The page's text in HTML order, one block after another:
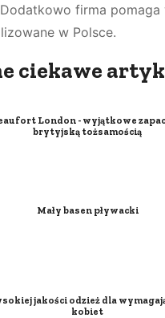
Dodatkowo firma
w Polsce.
ciekawe
London - wyjątkowe
brytyjską tożsamością
Mały basen pływacki
jakości odzież dla
kobiet